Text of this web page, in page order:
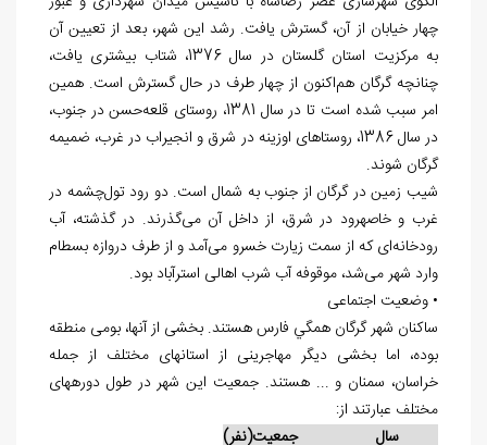
چهار خیابان از آن، گسترش یافت. رشد این شهر، بعد از تعیین آن
به مرکزیت استان گلستان در سال 1376، شتاب بیشتری يافت،
چنانچه گرگان هم‌اکنون از چهار طرف در حال گسترش است. همین
امر سبب شده است تا در سال 1381، روستای قلعه‌حسن در جنوب،
در سال 1386، روستاهای اوزینه در شرق و انجیراب در غرب، ضمیمه
گرگان شوند.
شیب زمین در گرگان از جنوب به شمال است. دو رود تول‌چشمه در
غرب و ‏خاصه‏رود در شرق، از داخل آن می‌گذرند. در گذشته، آب
رودخانه‌ای که از سمت زیارت خسرو می‌آمد و از طرف دروازه بسطام
وارد شهر می‌شد، موقوفه آب شرب اهالی استرآباد بود.
• وضعیت اجتماعی
ساکنان شهر گرگان همگي فارس هستند. بخشی از آن‎ها، بومی منطقه
بوده، اما بخشی دیگر مهاجرینی از استان‏های مختلف از جمله
خراسان، سمنان و ... هستند. جمعیت این شهر در طول دوره‎های
مختلف عبارتند از:
سال جمعیت(نفر)